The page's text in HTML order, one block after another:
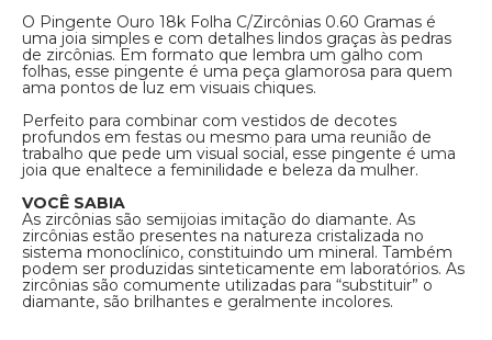
O Pingente Ouro 18k Folha C/Zircônias 0.60 Gramas é
uma joia simples e com detalhes lindos graças às pedras
de zircônias. Em formato que lembra um galho com
folhas, esse pingente é uma peça glamorosa para quem
ama pontos de luz em visuais chiques.
Perfeito para combinar com vestidos de decotes
profundos em festas ou mesmo para uma reunião de
trabalho que pede um visual social, esse pingente é uma
joia que enaltece a feminilidade e beleza da mulher.
VOCÊ SABIA
As zircônias são semijoias imitação do diamante. As
zircônias estão presentes na natureza cristalizada no
sistema monoclínico, constituindo um mineral. Também
podem ser produzidas sinteticamente em laboratórios. As
zircônias são comumente utilizadas para “substituir” o
diamante, são brilhantes e geralmente incolores.